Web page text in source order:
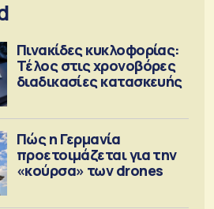
Πινακίδες κυκλοφορίας:
Τέλος στις χρονοβόρες
διαδικασίες κατασκευής
Πώς η Γερμανία
προετοιμάζεται για την
«κούρσα» των drones